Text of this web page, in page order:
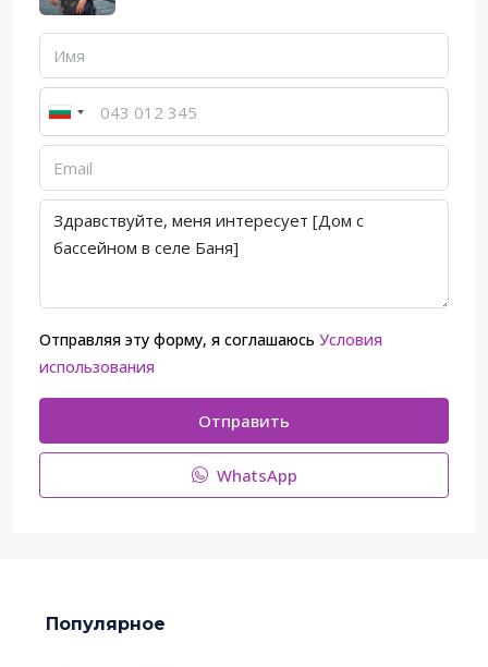
Отправляя эту форму, я соглашаюсь Условия
использования
Отправить
WhatsApp
Популярное